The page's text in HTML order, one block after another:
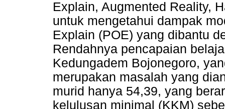
Explain, Augmented Reality,
untuk mengetahui dampak
Explain (POE) yang dibantu
Rendahnya pencapaian
Kedungadem Bojonegoro,
merupakan masalah yang
murid hanya 54,39, yang
kelulusan minimal (KKM)